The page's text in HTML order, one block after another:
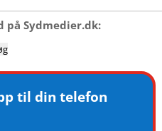
på Sydmedier.dk:
til din telefon